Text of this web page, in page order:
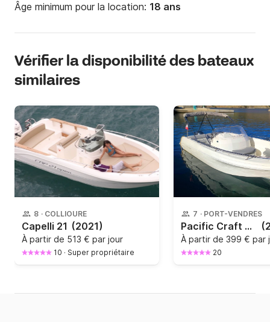
Âge minimum pour la location: 18 ans
Vérifier la disponibilité des bateaux
similaires
8 · COLLIOURE
Capelli 21 (2021)
À partir de 513 € par jour
10 · Super propriétaire
7 · PORT-VENDRES
Pacific Craft 625 Open
À partir de 399 € par
20